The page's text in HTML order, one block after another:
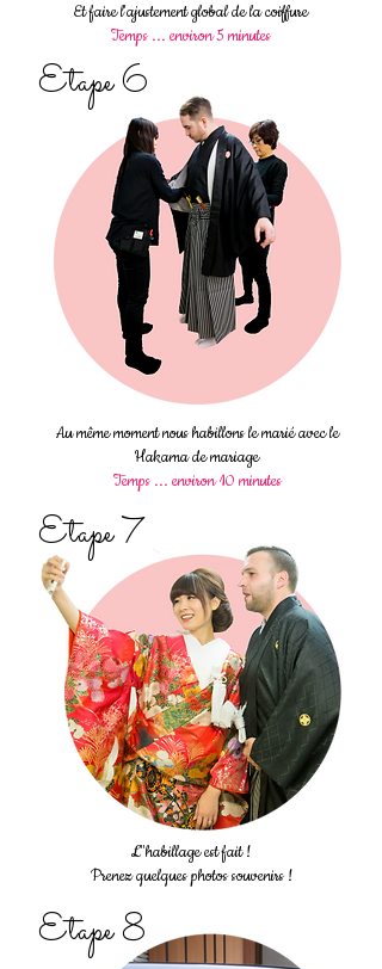
Et faire l'ajustement global de la coiffure
Temps ... environ 5 minutes
Etape 6
Au même moment nous habillons le marié avec le
Hakama de mariage
Temps ... environ 10 minutes
Etape 7
L''habillage est fait !
Prenez quelques photos souvenirs !
Etape 8